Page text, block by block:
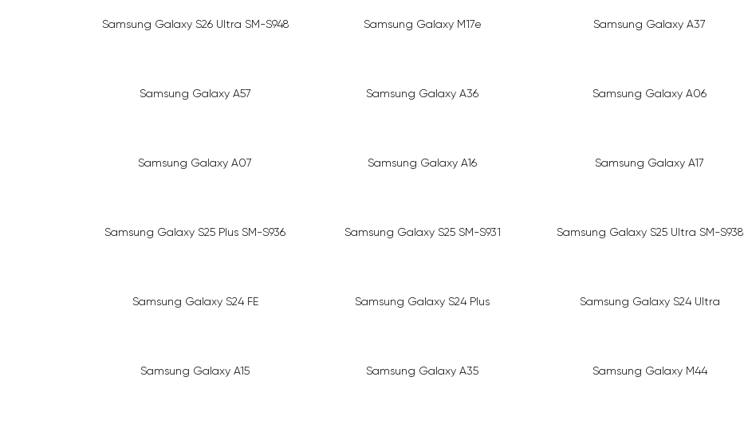
Samsung Galaxy S26 Ultra SM-S948 Samsung Galaxy M17e Samsung Galaxy A37
Samsung Galaxy A57 Samsung Galaxy A36 Samsung Galaxy A06
Samsung Galaxy A07 Samsung Galaxy A16 Samsung Galaxy A17
Samsung Galaxy S25 Plus SM-S936 Samsung Galaxy S25 SM-S931 Samsung Galaxy S25 Ultra SM-S938
Samsung Galaxy S24 FE Samsung Galaxy S24 Plus Samsung Galaxy S24 Ultra
Samsung Galaxy A15 Samsung Galaxy A35 Samsung Galaxy M44